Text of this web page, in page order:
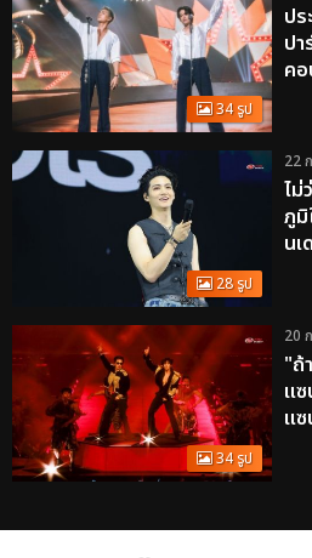
34 รูป
ป
ป
ค
28 รูป
22
ไม่
ภูมิ
นเ
34 รูป
20
"ถ้
แ
แ